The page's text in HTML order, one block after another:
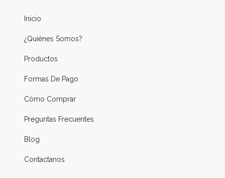
Inicio
¿Quiénes Somos?
Productos
Formas De Pago
Cómo Comprar
Preguntas Frecuentes
Blog
Contactanos